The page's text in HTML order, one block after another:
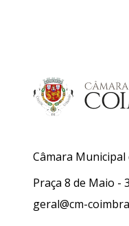
Câmara Municipal
Praça 8 de Maio -
geral@cm-